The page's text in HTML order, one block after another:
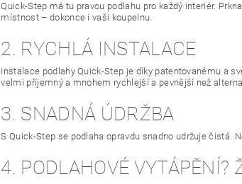
Quick-Step má tu pravou podlahu pro každý interiér.
místnost – dokonce i vaši koupelnu.
2. RYCHLÁ INSTALACE
Instalace podlahy Quick-Step je díky patentovanému a
velmi příjemný a mnohem rychlejší a pevnější než
3. SNADNÁ ÚDRŽBA
S Quick-Step se podlaha opravdu snadno udržuje čistá.
4. PODLAHOVÉ VYTÁPĚNÍ?